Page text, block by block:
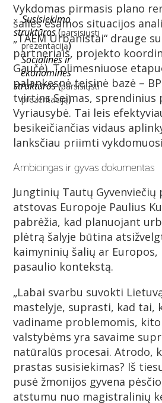
Susisiekimo
struktūros(parsisiųsti
prezentaciją)
Socialinės ir
ekonominės
struktūros(parsisiųsti
prezentaciją)
Vykdomas pirmasis plano
šalies esamos situacijos
„TAEM Urbanistai“ drauge
partneriais, projekto
Gaučė). Tolimesniuose
palankesnė teisinė bazė –
tvirtins Seimas, sprendinius
Vyriausybė. Tai leis
besikeičiančias vidaus
lanksčiau priimti
Ambicingas ir gyvas dokumentas
Jungtinių Tautų Gyvenviečių
atstovas Europoje Paulius
pabrėžia, kad planuojant
plėtrą šalyje būtina
kaimyninių šalių ar
pasaulio kontekstą.
„Labai svarbu suvokti
mastelyje, suprasti, kad tai,
vadiname problemomis,
valstybėms yra savaime
natūralūs procesai. Atrodo,
prastas susisiekimas? Iš
pusė žmonijos gyvena
atstumu nuo magistralinių